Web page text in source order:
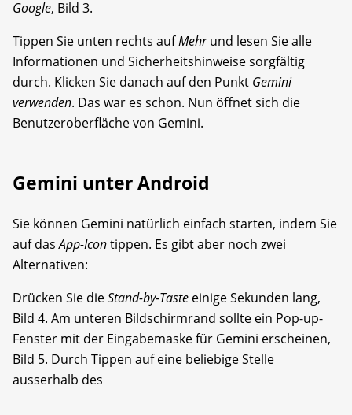
Google, Bild 3.
Tippen Sie unten rechts aufMehrund lesen Sie alle
Informationen und Sicherheitshinweise sorgfältig
durch. Klicken Sie danach auf den Punkt Gemini
verwenden. Das war es schon. Nun öffnet sich die
Benutzeroberfläche von Gemini.
Gemini unter Android
Sie können Gemini natürlich einfach starten, indem Sie
auf dasApp-Icontippen. Es gibt aber noch zwei
Alternativen:
Drücken Sie dieStand-by-Taste einige Sekunden lang,
Bild 4. Am unteren Bildschirmrand sollte ein Pop-up-
Fenster mit der Eingabemaske für Gemini erscheinen,
Bild 5. Durch Tippen auf eine beliebige Stelle
ausserhalb des